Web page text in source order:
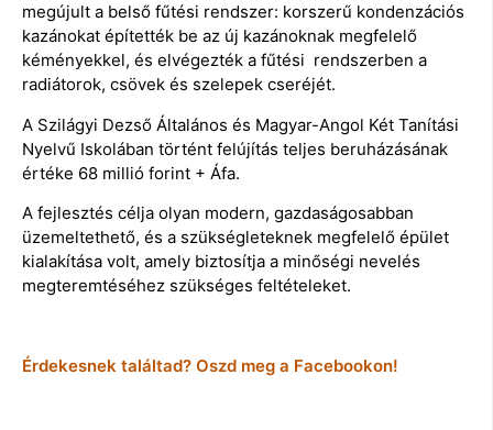
megújult a belső fűtési rendszer: korszerű kondenzációs
kazánokat építették be az új kazánoknak megfelelő
kéményekkel, és elvégezték a fűtési rendszerben a
radiátorok, csövek és szelepek cseréjét.
A Szilágyi Dezső Általános és Magyar-Angol Két Tanítási
Nyelvű Iskolában történt felújítás teljes beruházásának
értéke 68 millió forint + Áfa.
A fejlesztés célja olyan modern, gazdaságosabban
üzemeltethető, és a szükségleteknek megfelelő épület
kialakítása volt, amely biztosítja a minőségi nevelés
megteremtéséhez szükséges feltételeket.
Érdekesnek találtad? Oszd meg a Facebookon!